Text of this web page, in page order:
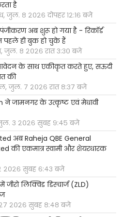
है
जुल. ८ २०२६ दोपहर १२:१६ बजे
अब शुरू हो गया है - रिकॉर्ड
पहले ही बुक हो चुके हैं
जुल. ८ २०२६ रात ३:३० बजे
आवेदन के साथ एकीकृत करते हुए, सऊदी
की
जुल. ७ २०२६ रात ८:३७ बजे
ने जामनगर के उत्कृष्ट एवं मेधावी
३ २०२६ सुबह ९:४५ बजे
अब Raheja QBE General
की एकमात्र स्वामी और शेयरधारक
२०२६ सुबह ६:४३ बजे
लिक्विड डिस्चार्ज (ZLD)
२०२६ सुबह ८:४८ बजे